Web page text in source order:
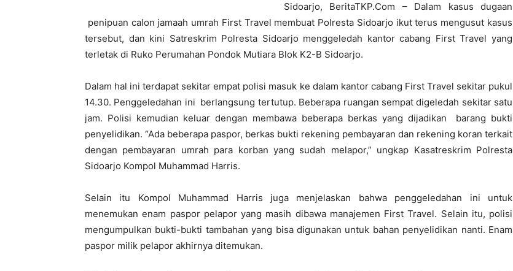
Sidoarjo, BeritaTKP.Com – Dalam kasus dugaan
penipuan calon jamaah umrah First Travel membuat Polresta Sidoarjo ikut terus mengusut kasus
tersebut, dan kini Satreskrim Polresta Sidoarjo menggeledah kantor cabang First Travel yang
terletak di Ruko Perumahan Pondok Mutiara Blok K2-B Sidoarjo.
Dalam hal ini terdapat sekitar empat polisi masuk ke dalam kantor cabang First Travel sekitar pukul
14.30. Penggeledahan ini berlangsung tertutup. Beberapa ruangan sempat digeledah sekitar satu
jam. Polisi kemudian keluar dengan membawa beberapa berkas yang dijadikan barang bukti
penyelidikan. “Ada beberapa paspor, berkas bukti rekening pembayaran dan rekening koran terkait
dengan pembayaran umrah para korban yang sudah melapor,” ungkap Kasatreskrim Polresta
Sidoarjo Kompol Muhammad Harris.
Selain itu Kompol Muhammad Harris juga menjelaskan bahwa penggeledahan ini untuk
menemukan enam paspor pelapor yang masih dibawa manajemen First Travel. Selain itu, polisi
mengumpulkan bukti-bukti tambahan yang bisa digunakan untuk bahan penyelidikan nanti. Enam
paspor milik pelapor akhirnya ditemukan.